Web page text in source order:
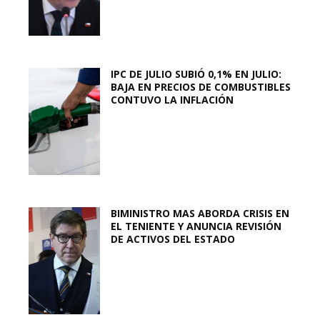
IPC DE JULIO SUBIÓ 0,1% EN JULIO:
BAJA EN PRECIOS DE COMBUSTIBLES
CONTUVO LA INFLACIÓN
BIMINISTRO MAS ABORDA CRISIS EN
EL TENIENTE Y ANUNCIA REVISIÓN
DE ACTIVOS DEL ESTADO